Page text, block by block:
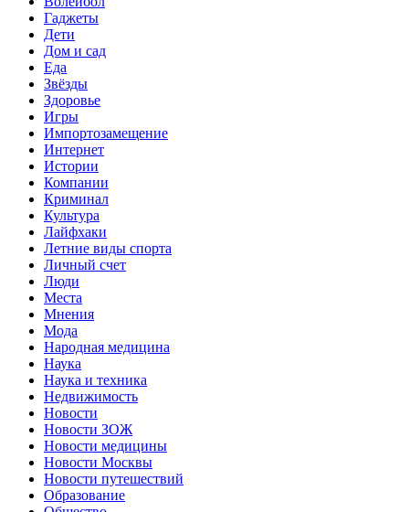
Гаджеты
Дети
Дом и сад
Еда
Звёзды
Здоровье
Игры
Импортозамещение
Интернет
Истории
Компании
Криминал
Культура
Лайфхаки
Летние виды спорта
Личный счет
Люди
Места
Мнения
Мода
Народная медицина
Наука
Наука и техника
Недвижимость
Новости
Новости ЗОЖ
Новости медицины
Новости Москвы
Новости путешествий
Образование